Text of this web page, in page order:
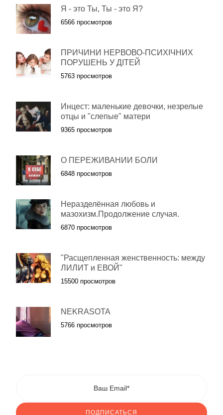
Я - это Ты, Ты - это Я?
6566 просмотров
ПРИЧИНИ НЕРВОВО-ПСИХІЧНИХ
ПОРУШЕНЬ У ДІТЕЙ
5763 просмотров
Инцест: маленькие девочки, незрелые
отцы и "слепые" матери
9365 просмотров
О ПЕРЕЖИВАНИИ БОЛИ
6848 просмотров
Неразделённая любовь и
мазохизм.Продолжение случая.
6870 просмотров
"Расщепленная женственность: между
ЛИЛИТ и ЕВОЙ"
15500 просмотров
NEKRASOTA
5766 просмотров
ПОДПИСАТЬСЯ